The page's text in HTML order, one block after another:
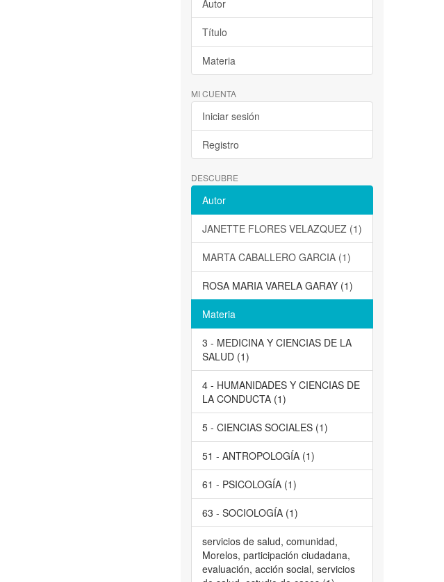
Autor
Título
Materia
MI CUENTA
Iniciar sesión
Registro
DESCUBRE
Autor
JANETTE FLORES VELAZQUEZ (1)
MARTA CABALLERO GARCIA (1)
ROSA MARIA VARELA GARAY (1)
Materia
3 - MEDICINA Y CIENCIAS DE LA
SALUD (1)
4 - HUMANIDADES Y CIENCIAS DE
LA CONDUCTA (1)
5 - CIENCIAS SOCIALES (1)
51 - ANTROPOLOGÍA (1)
61 - PSICOLOGÍA (1)
63 - SOCIOLOGÍA (1)
servicios de salud, comunidad,
Morelos, participación ciudadana,
evaluación, acción social, servicios